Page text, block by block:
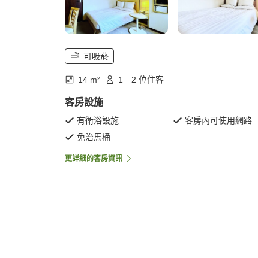
可吸菸
14 m² 1－2 位住客
客房設施
有衛浴設施
客房內可使用網路
免治馬桶
更詳細的客房資訊